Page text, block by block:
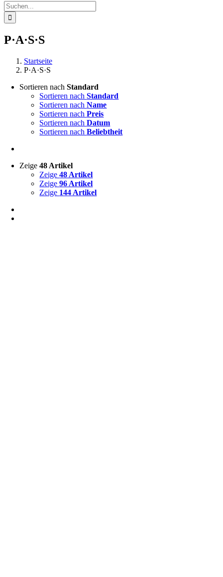
Suche
nach:
P·A·S·S
Startseite
P·A·S·S
Sortieren nachStandard
Sortieren nachStandard
Sortieren nachName
Sortieren nachPreis
Sortieren nachDatum
Sortieren nachBeliebtheit
Zeige48 Artikel
Zeige48 Artikel
Zeige96 Artikel
Zeige 144 Artikel